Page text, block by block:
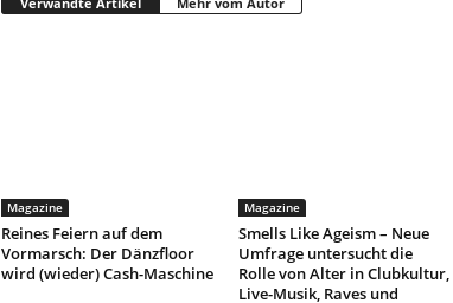
Magazine
Reines Feiern auf dem
Vormarsch: Der Dänzfloor
wird (wieder) Cash-Maschine
Magazine
Smells Like Ageism – Neue
Umfrage untersucht die
Rolle von Alter in Clubkultur,
Live-Musik, Raves und